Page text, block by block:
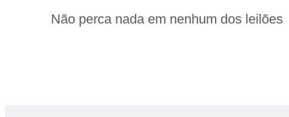
Não perca nada em nenhum dos leilões